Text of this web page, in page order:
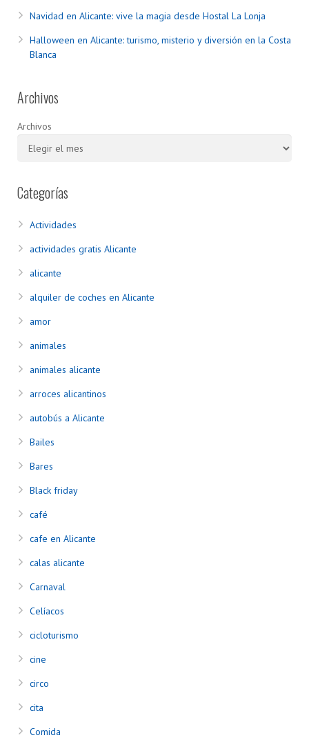
Navidad en Alicante: vive la magia desde Hostal La Lonja
Halloween en Alicante: turismo, misterio y diversión en la Costa
Blanca
Archivos
Archivos
Categorías
Actividades
actividades gratis Alicante
alicante
alquiler de coches en Alicante
amor
animales
animales alicante
arroces alicantinos
autobús a Alicante
Bailes
Bares
Black friday
café
cafe en Alicante
calas alicante
Carnaval
Celíacos
cicloturismo
cine
circo
cita
Comida